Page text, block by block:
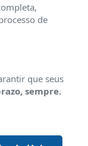
de
que seus
sempre.